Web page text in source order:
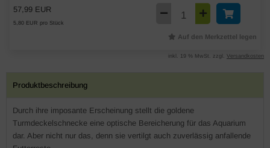
57,99 EUR
5,80 EUR pro Stück
Auf den Merkzettel legen
inkl. 19 % MwSt. zzgl. Versandkosten
Produktbeschreibung
Durch ihre imposante Erscheinung stellt die goldene
Turmdeckelschnecke eine optische Bereicherung für das Aquarium
dar. Aber nicht nur das, denn sie vertilgt auch zuverlässig anfallende